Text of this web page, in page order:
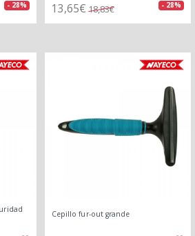
- 28% 13,65€ 18,83€ - 28%
Cepillo fur-out grande